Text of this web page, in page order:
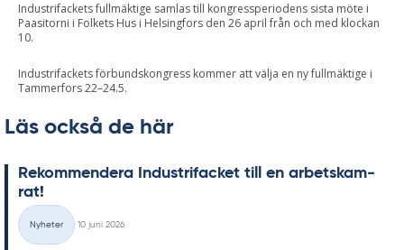
Industrifackets fullmäktige samlas till kongressperiodens sista möte i
Paasitorni i Folkets Hus i Helsingfors den 26 april från och med klockan
10.
Industrifackets förbundskongress kommer att välja en ny fullmäktige i
Tammerfors 22–24.5.
Läs också de här
Re­kom­men­de­ra In­du­stri­fac­ket till en ar­bets­kam­
rat!
Kategorier
Nyheter
10 juni 2026